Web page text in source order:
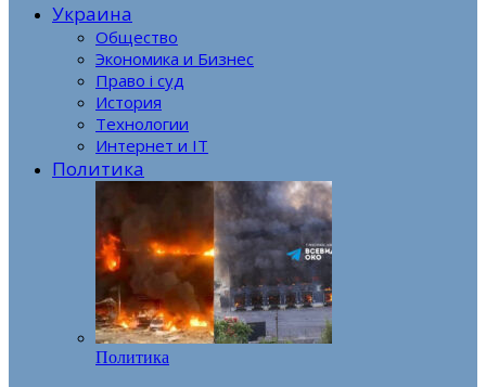
Украина
Общество
Экономика и Бизнес
Право і суд
История
Технологии
Интернет и IT
Политика
Политика